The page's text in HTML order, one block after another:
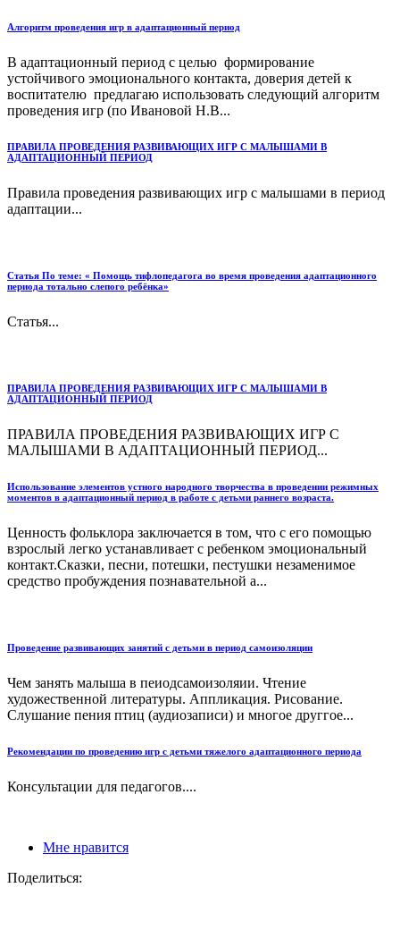
Алгоритм проведения игр в адаптационный период
В адаптационный период с целью формирование
устойчивого эмоционального контакта, доверия детей к
воспитателю предлагаю использовать следующий алгоритм
проведения игр (по Ивановой Н.В...
ПРАВИЛА ПРОВЕДЕНИЯ РАЗВИВАЮЩИХ ИГР С МАЛЫШАМИ В
АДАПТАЦИОННЫЙ ПЕРИОД
Правила проведения развивающих игр с малышами в период
адаптации...
Статья По теме: « Помощь тифлопедагога во время проведения адаптационного
периода тотально слепого ребёнка»
Статья...
ПРАВИЛА ПРОВЕДЕНИЯ РАЗВИВАЮЩИХ ИГР С МАЛЫШАМИ В
АДАПТАЦИОННЫЙ ПЕРИОД
ПРАВИЛА ПРОВЕДЕНИЯ РАЗВИВАЮЩИХ ИГР С
МАЛЫШАМИ В АДАПТАЦИОННЫЙ ПЕРИОД...
Использование элементов устного народного творчества в проведении режимных
моментов в адаптационный период в работе с детьми раннего возраста.
Ценность фольклора заключается в том, что с его помощью
взрослый легко устанавливает с ребенком эмоциональный
контакт.Сказки, песни, потешки, пестушки незаменимое
средство пробуждения познавательной а...
Проведение развивающих занятий с детьми в период самоизоляции
Чем занять малыша в пеиодсамоизоляии. Чтение
художественной литературы. Аппликация. Рисование.
Слушание пения птиц (аудиозаписи) и многое друггое...
Рекомендации по проведению игр с детьми тяжелого адаптационного периода
Консультации для педагогов....
Мне нравится
Поделиться: